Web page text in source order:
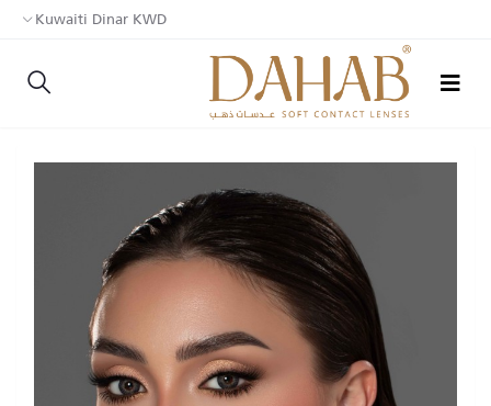
Kuwaiti Dinar KWD